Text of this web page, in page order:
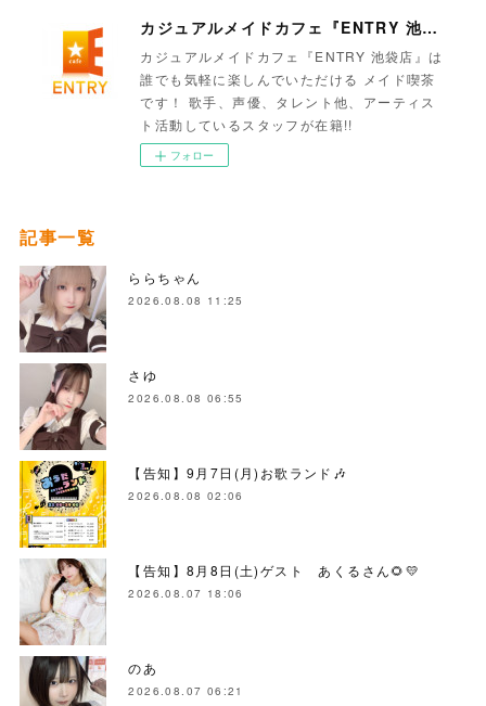
カジュアルメイドカフェ『ENTRY 池袋店』
カジュアルメイドカフェ『ENTRY 池袋店』は
誰でも気軽に楽しんでいただける メイド喫茶
です！ 歌手、声優、タレント他、アーティス
ト活動しているスタッフが在籍!!
フォロー
記事一覧
ららちゃん
2026.08.08 11:25
さゆ
2026.08.08 06:55
【告知】9月7日(月)お歌ランド🎶
2026.08.08 02:06
【告知】8月8日(土)ゲスト あくるさん🌻💛
2026.08.07 18:06
のあ
2026.08.07 06:21